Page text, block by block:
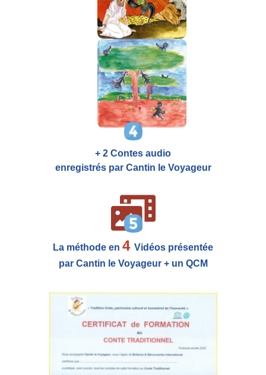
+ 2 Contes audio
enregistrés par Cantin le Voyageur
La méthode en 4 Vidéos présentée
par Cantin le Voyageur + un QCM